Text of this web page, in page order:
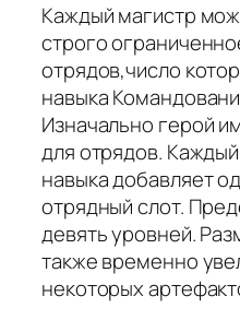
Каждый магистр
строго
отрядов,число
навыка
Изначально герой
для отрядов.
навыка добавляет
отрядный слот.
девять уровней.
также временно
некоторых